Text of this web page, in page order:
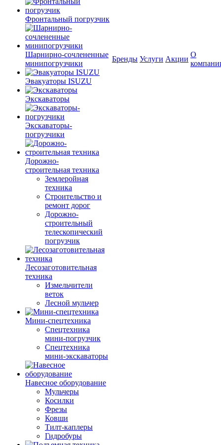
Фронтальный погрузчик
Шарнирно-сочлененные
минипогрузчики
Эвакуаторы ISUZU
Экскаваторы
Экскаваторы-
погрузчики
Дорожно-
строительная техника
Землеройная
техника
Строительство и
ремонт дорог
Дорожно-
строительный
телескопический
погрузчик
Лесозаготовительная
техника
Измельчители
веток
Лесной мульчер
Мини-спецтехника
Спецтехника
мини-погрузчик
Спецтехника
мини-экскаваторы
Навесное оборудование
Мульчеры
Косилки
Фрезы
Ковши
Тилт-каплеры
Гидробуры
Бренды Услуги Акции
О